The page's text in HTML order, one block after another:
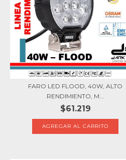
FARO LED FLOOD, 40W, ALTO
RENDIMIENTO, M...
$61.219